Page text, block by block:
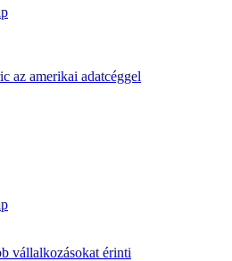
az amerikai adatcéggel
vállalkozásokat érinti